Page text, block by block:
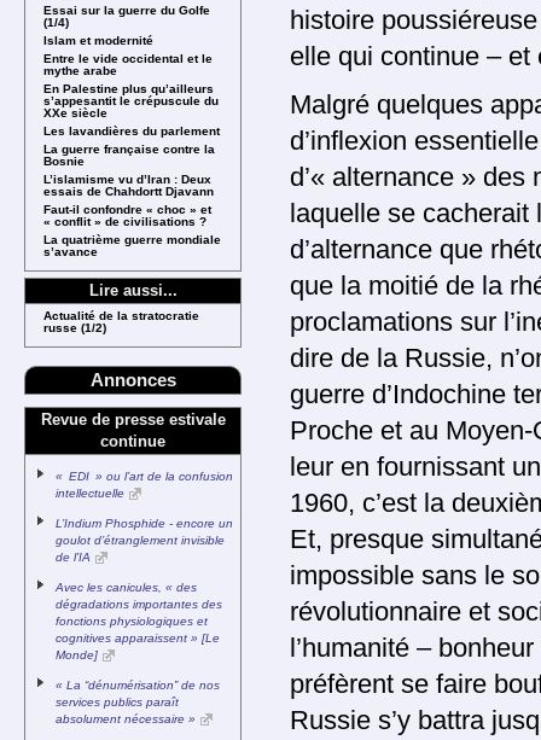
histoire
elle qui continue –
Malgré quelques
d’inflexion
d’« alternance »
laquelle se
d’alternance que
que la moitié de la
proclamations sur
dire de la Russie,
guerre d’Indochine
Proche et au
leur en fournissant
1960, c’est la
Et, presque
impossible sans le
révolutionnaire et
l’humanité –
préfèrent se faire
Russie s’y battra
Essai sur la guerre du Golfe
(1/4)
Islam et modernité
Entre le vide occidental et le
mythe arabe
En Palestine plus qu’ailleurs
s’appesantit le crépuscule du
XXe siècle
Les lavandières du parlement
La guerre française contre la
Bosnie
L’islamisme vu d’Iran : Deux
essais de Chahdortt Djavann
Faut-il confondre « choc » et
« conflit » de civilisations ?
La quatrième guerre mondiale
s’avance
Lire aussi...
Actualité de la stratocratie
russe (1/2)
Annonces
Revue de presse estivale
continue
« EDI » ou l’art de la confusion
intellectuelle
L’Indium Phosphide - encore un
goulot d’étranglement invisible
de l’IA
Avec les canicules, « des
dégradations importantes des
fonctions physiologiques et
cognitives apparaissent » [Le
Monde]
« La “dénumérisation” de nos
services publics paraît
absolument nécessaire »